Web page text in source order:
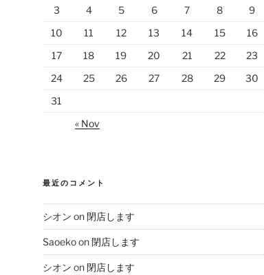
3
4 5 6 7 8
9
10
11 12 13 14 15
16
17
18 19 20 21 22
23
24
25 26 27 28 29
30
31
« Nov
最近のコメント
シオン on閉店します
Saoekoon閉店します
シオン on閉店します